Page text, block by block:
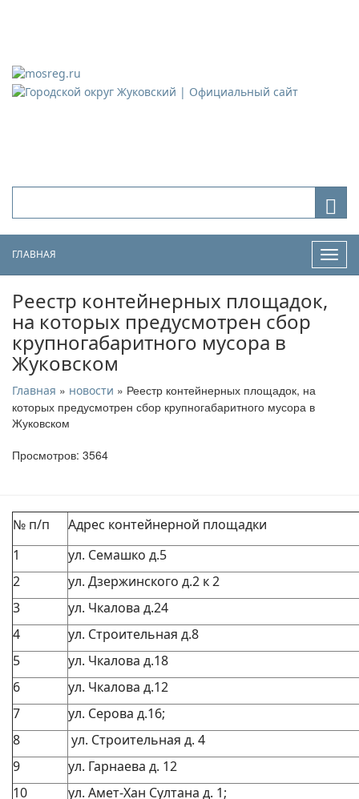
ГЛАВНАЯ
Реестр контейнерных площадок,
на которых предусмотрен сбор
крупногабаритного мусора в
Жуковском
Главная » новости » Реестр контейнерных площадок, на
которых предусмотрен сбор крупногабаритного мусора в
Жуковском
Просмотров: 3564
№ п/п
Адрес контейнерной площадки
1
ул. Семашко д.5
2
ул. Дзержинского д.2 к 2
3
ул. Чкалова д.24
4
ул. Строительная д.8
5
ул. Чкалова д.18
6
ул. Чкалова д.12
7
ул. Серова д.16;
8
ул. Строительная д. 4
9
ул. Гарнаева д. 12
10
ул. Амет-Хан Султана д. 1;